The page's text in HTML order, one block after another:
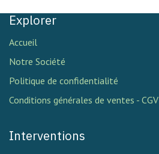
Explorer
Accueil
Notre Société
Politique de confidentialité
Conditions générales de ventes - CGV
Interventions